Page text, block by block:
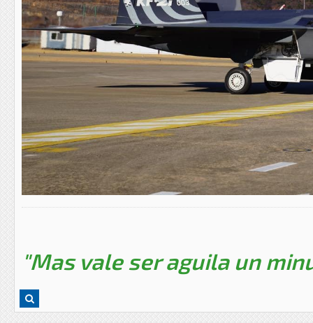
"Mas vale ser aguila un